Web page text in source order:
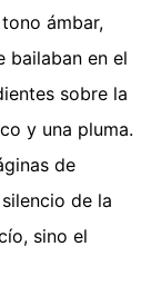
ámbar,
bailaban en el
sobre la
y una pluma.
de
de la
sino el